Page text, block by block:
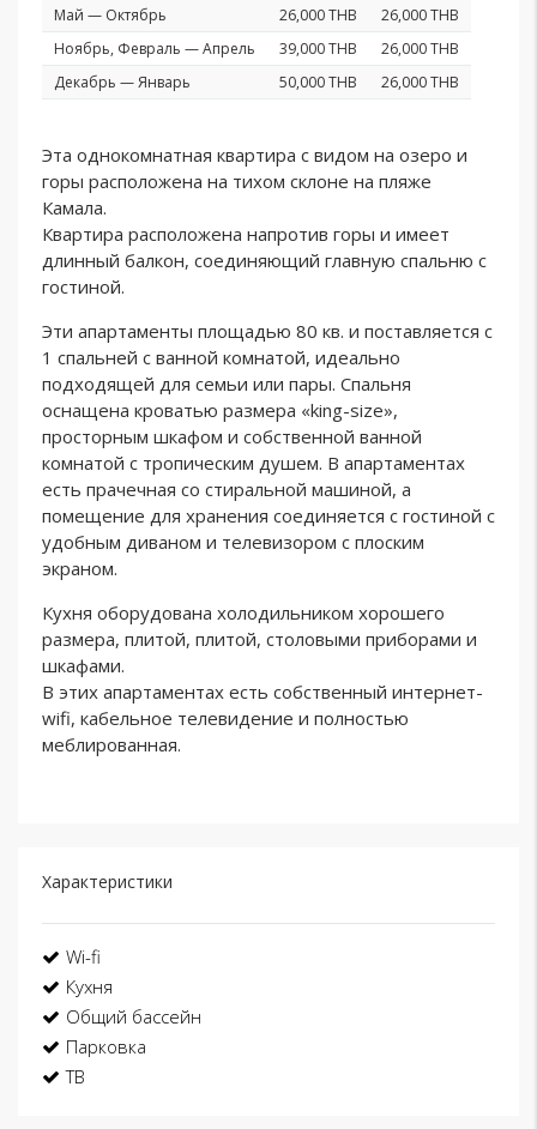
Май — Октябрь 26,000 THB
26,000 THB
Ноябрь, Февраль — Апрель
39,000 THB
26,000 THB
Декабрь — Январь
50,000 THB 26,000 THB
Эта однокомнатная квартира с видом на озеро и
горы расположена на тихом склоне на пляже
Камала.
Квартира расположена напротив горы и имеет
длинный балкон, соединяющий главную спальню с
гостиной.
Эти апартаменты площадью 80 кв. и поставляется с
1 спальней с ванной комнатой, идеально
подходящей для семьи или пары. Спальня
оснащена кроватью размера «king-size»,
просторным шкафом и собственной ванной
комнатой с тропическим душем. В апартаментах
есть прачечная со стиральной машиной, а
помещение для хранения соединяется с гостиной с
удобным диваном и телевизором с плоским
экраном.
Кухня оборудована холодильником хорошего
размера, плитой, плитой, столовыми приборами и
шкафами.
В этих апартаментах есть собственный интернет-
wifi, кабельное телевидение и полностью
меблированная.
Характеристики
Wi-fi
Кухня
Общий бассейн
Парковка
ТВ